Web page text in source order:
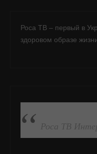
Роса ТВ – первый в
здоровом образе
ПОДПИСАТЬСЯ НА
Роса ТВ